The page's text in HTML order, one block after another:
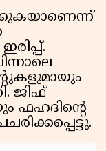
ജിഫ്
ഫഹദിന്റെ